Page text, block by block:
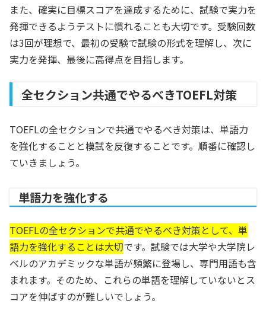
また、確実に目標スコアを達成するために、試験で実力を
発揮できるようテストに慣れることも大切です。受験回数
は3回が理想で、最初の受験で試験の形式を理解し、次に
実力を発揮、最後に高得点を目指します。
全セクション共通でやるべきTOEFL対策
TOEFLの全セクションで共通でやるべき対策は、単語力
を強化することと模試を反復することです。順番に確認し
ていきましょう。
単語力を強化する
TOEFLの全セクションで共通でやるべき対策として、単
語力を強化することは大切です。試験では大学や大学院レ
ベルのアカデミックな単語が頻繁に登場し、専門用語も含
まれます。そのため、これらの単語を理解していないとス
コアを伸ばすのが難しいでしょう。